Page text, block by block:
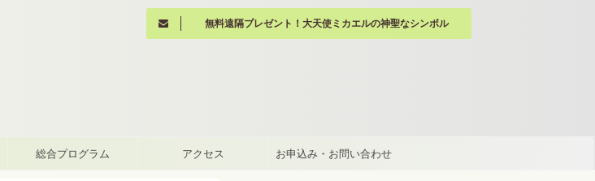
無料遠隔プレゼント！大天使ミカエルの神聖なシンボル
総合プログラム アクセス お申込み・お問い合わせ